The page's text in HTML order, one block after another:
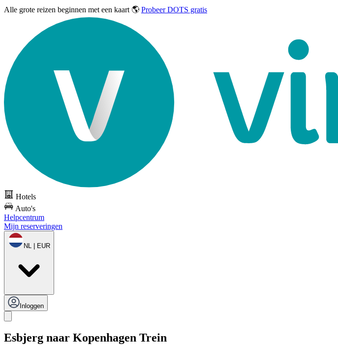
Alle grote reizen beginnen met een kaart 🌎 Probeer DOTS gratis
Hotels
Auto's
Helpcentrum
Mijn reserveringen
NL | EUR
Inloggen
Esbjerg naar Kopenhagen Trein